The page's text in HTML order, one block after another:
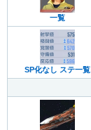
一覧
SP化なし ステ一覧